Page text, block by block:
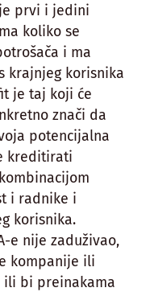
prvi i jedini
koliko se
i ma
krajnjeg korisnika
je taj koji će
znači da
potencijalna
kreditirati
i radnike i
korisnika.
e nije zaduživao,
kompanije ili
bi preinakama